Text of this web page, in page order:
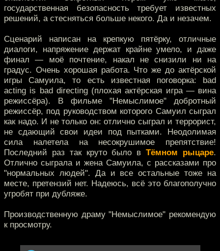
государственная безопасность требует известных
решений, а стесняться больше некого. Да и незачем.
Сценарий написан на крепкую пятёрку, отличные
диалоги, напряжение держат крайне умело, и даже
финал — моё почтение, накал не снизили ни на
градус. Очень хорошая работа. Что же до актёрской
игры Самуила, то есть известная поговорка: bad
acting is bad directing (плохая актёрская игра — вина
режиссёра). В фильме "Немыслимое" добротный
режиссёр, под руководством которого Самуил сыграл
как надо. И не только он: отлично сыграл и террорист,
не сдающий свои идеи под пытками. Неодолимая
сила налетела на несокрушимое препятствие!
Последний раз так круто было вТёмном рыцаре.
Отлично сыграла и жена Самуила, с рассказами про
"нормальных людей". Да и все остальные тоже на
месте, претензий нет. Надеюсь, всё это благополучно
угробят при дубляже.
Производственную драму "Немыслимое" рекомендую
к просмотру.